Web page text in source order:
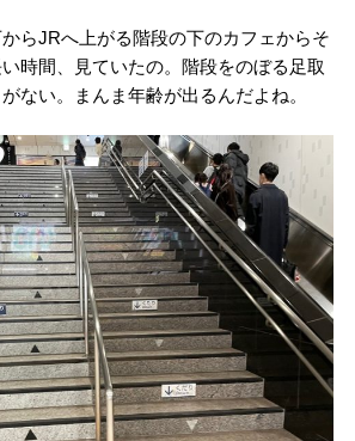
らJRへ上がる階段の下のカフェからそ
時間、見ていたの。階段をのぼる足取
ない。まんま年齢が出るんだよね。